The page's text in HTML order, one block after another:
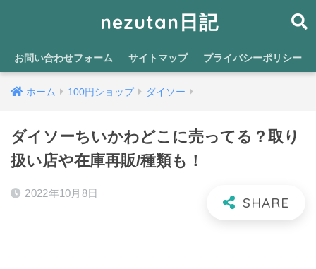
nezutan日記
お問い合わせフォーム サイトマップ プライバシーポリシー
ホーム 100円ショップ ダイソー
ダイソーちいかわどこに売ってる？取り
扱い店や在庫再販/種類も！
2022年10月8日